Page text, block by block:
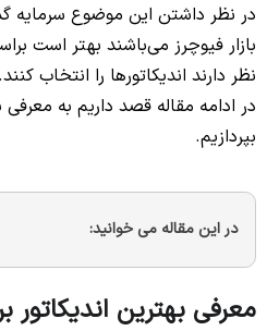
در نظر داشتن این موضوع سرمایه
بازار فیوچرز می‌باشند بهتر است
نظر دارند اندیکاتورها را انتخاب
در ادامه مقاله قصد داریم به معرفی
بپردازیم.
در این مقاله می خوانید:
معرفی بهترین اندیکاتور